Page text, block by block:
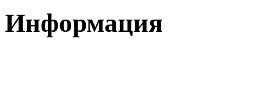
Информация